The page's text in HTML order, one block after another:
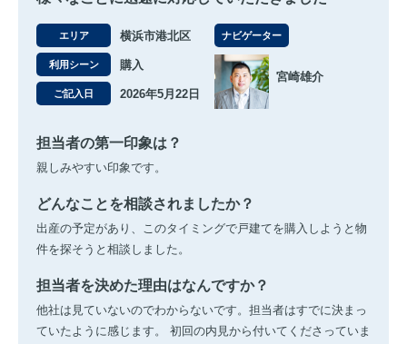
エリア 横浜市港北区
利用シーン 購入
ご記入日 2026年5月22日
ナビゲーター
宮崎雄介
担当者の第一印象は？
親しみやすい印象です。
どんなことを相談されましたか？
出産の予定があり、このタイミングで戸建てを購入しようと物
件を探そうと相談しました。
担当者を決めた理由はなんですか？
他社は見ていないのでわからないです。担当者はすでに決まっ
ていたように感じます。 初回の内見から付いてくださっていま